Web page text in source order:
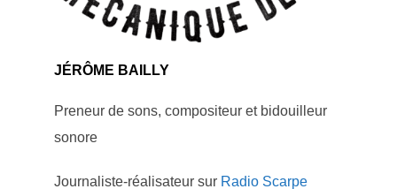
JÉRÔME BAILLY
Preneur de sons, compositeur et bidouilleur
sonore
Journaliste-réalisateur sur Radio Scarpe